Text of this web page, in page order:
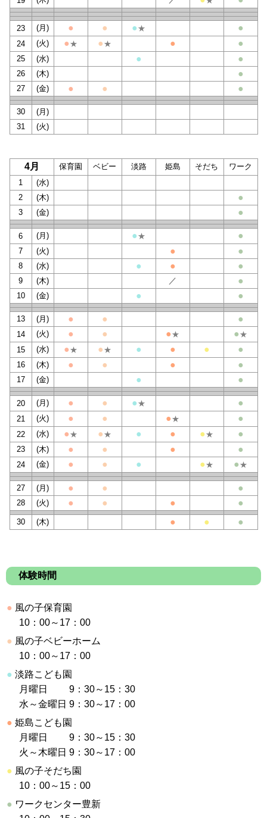
23 (月) ● ● ● ★ ●
24 (火) ●★ ● ★ ● ●
25 (水) ● ●
26 (木) ●
27 (金) ● ● ●
30
(月)
31
(火)
4月 保育園 ベビー 淡路 姫島 そだち
ワーク
1
(水)
2
(木) ●
3 (金) ●
6 (月) ● ★ ●
7 (火) ● ●
8 (水) ● ● ●
9 (木) ／ ●
10 (金) ● ●
13 (月) ● ● ●
14 (火) ● ● ●★ ● ★
15
(水) ●★ ● ★ ● ● ● ●
16 (木) ● ● ● ●
17 (金) ● ●
20 (月) ● ● ● ★ ●
21 (火) ● ● ●★ ●
22 (水) ●★ ● ★ ● ● ●★ ●
23 (木) ● ● ● ●
24 (金) ● ● ● ●★ ● ★
27 (月) ● ● ●
28 (火) ● ● ● ●
30 (木) ● ● ●
体験時間
● 風の子保育園
10：00～17：00
● 風の子ベビーホーム
10：00～17：00
● 淡路こども園
月曜日
9：30～15：30
水～金曜日 9：30～17：00
● 姫島こども園
月曜日
9：30～15：30
火～木曜日 9：30～17：00
● 風の子そだち園
10：00～15：00
● ワークセンター豊新